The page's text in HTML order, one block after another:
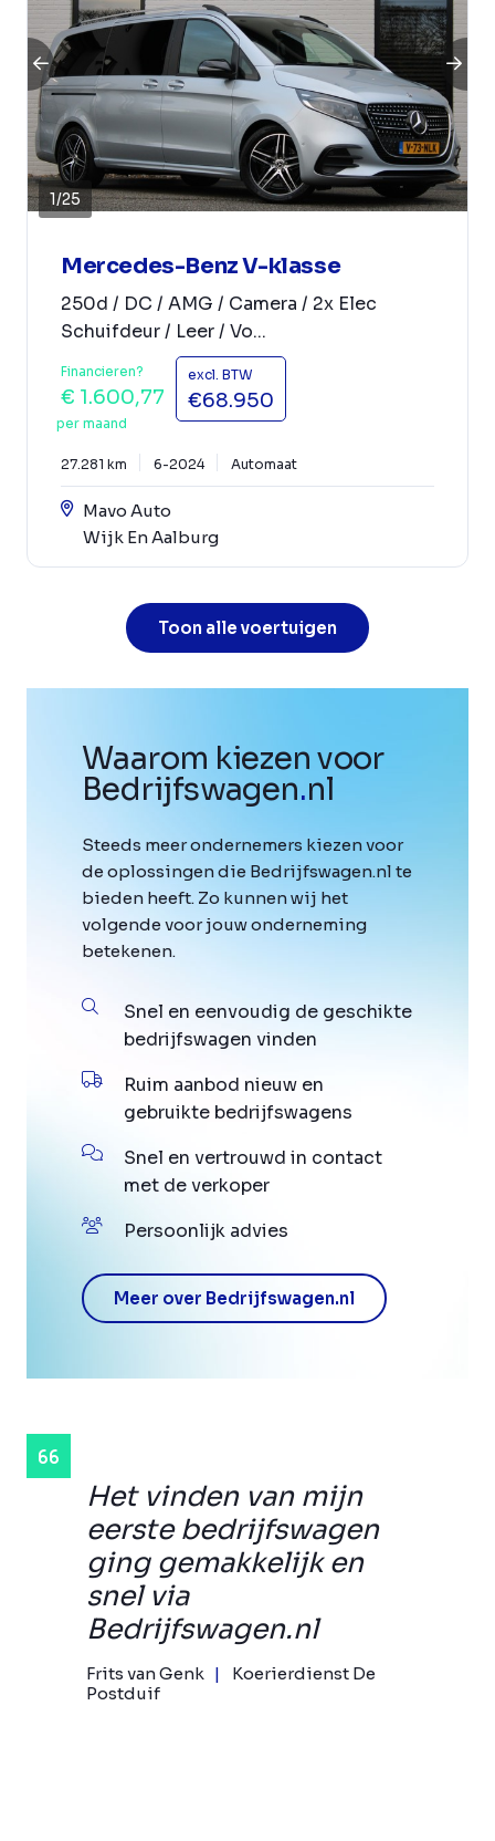
1/25
Mercedes-Benz V-klasse
250d / DC / AMG / Camera / 2x Elec
Schuifdeur / Leer / Vo...
Financieren?
€ 1.600,77
per maand
excl. BTW
€68.950
27.281 km 6-2024 Automaat
Mavo Auto
Wijk En Aalburg
Toon alle voertuigen
Het vinden van mijn
eerste bedrijfswagen
ging gemakkelijk en
snel via
Bedrijfswagen.nl
Frits van Genk
Koerierdienst De
Postduif
Waarom kiezen voor
Bedrijfswagen.nl
Steeds meer ondernemers kiezen voor
de oplossingen die Bedrijfswagen.nl te
bieden heeft. Zo kunnen wij het
volgende voor jouw onderneming
betekenen.
Snel en eenvoudig de geschikte
bedrijfswagen vinden
Ruim aanbod nieuw en
gebruikte bedrijfswagens
Snel en vertrouwd in contact
met de verkoper
Persoonlijk advies
Meer over Bedrijfswagen.nl